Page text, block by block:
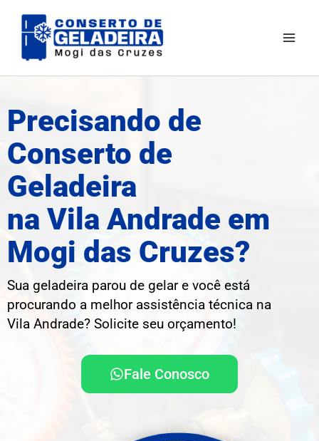
para
Precisando de
Conserto de
Geladeira
na Vila Andrade em
Mogi das Cruzes?
Sua geladeira parou de gelar e você está
procurando a melhor assistência técnica na
Vila Andrade? Solicite seu orçamento!
Fale Conosco